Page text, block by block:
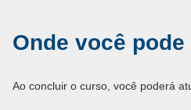
Onde você
Ao concluir o curso, você poderá